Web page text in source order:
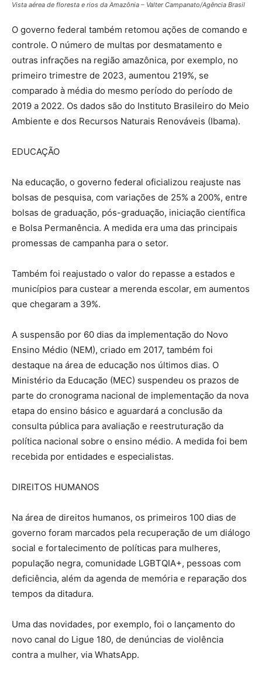
Vista aérea de floresta e rios da Amazônia – Valter Campanato/Agência Brasil
O governo federal também retomou ações de comando e
controle. O número de multas por desmatamento e
outras infrações na região amazônica, por exemplo, no
primeiro trimestre de 2023, aumentou 219%, se
comparado à média do mesmo período do período de
2019 a 2022. Os dados são do Instituto Brasileiro do Meio
Ambiente e dos Recursos Naturais Renováveis (Ibama).
EDUCAÇÃO
Na educação, o governo federal oficializou reajuste nas
bolsas de pesquisa, com variações de 25% a 200%, entre
bolsas de graduação, pós-graduação, iniciação científica
e Bolsa Permanência. A medida era uma das principais
promessas de campanha para o setor.
Também foi reajustado o valor do repasse a estados e
municípios para custear a merenda escolar, em aumentos
que chegaram a 39%.
A suspensão por 60 dias da implementação do Novo
Ensino Médio (NEM), criado em 2017, também foi
destaque na área de educação nos últimos dias. O
Ministério da Educação (MEC) suspendeu os prazos de
parte do cronograma nacional de implementação da nova
etapa do ensino básico e aguardará a conclusão da
consulta pública para avaliação e reestruturação da
política nacional sobre o ensino médio. A medida foi bem
recebida por entidades e especialistas.
DIREITOS HUMANOS
Na área de direitos humanos, os primeiros 100 dias de
governo foram marcados pela recuperação de um diálogo
social e fortalecimento de políticas para mulheres,
população negra, comunidade LGBTQIA+, pessoas com
deficiência, além da agenda de memória e reparação dos
tempos da ditadura.
Uma das novidades, por exemplo, foi o lançamento do
novo canal do Ligue 180, de denúncias de violência
contra a mulher, via WhatsApp.